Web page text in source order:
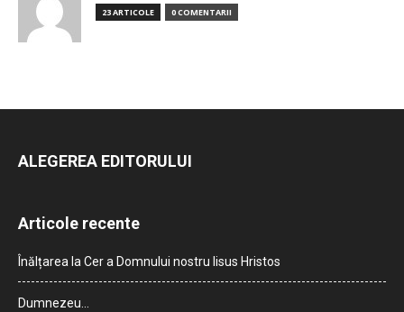
23 ARTICOLE 0 COMENTARII
ALEGEREA EDITORULUI
Articole recente
Înălțarea la Cer a Domnului nostru Iisus Hristos
Dumnezeu…